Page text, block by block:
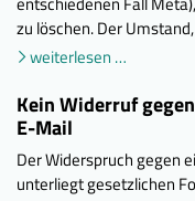
zu löschen. Der
weiterlesen …
Kein Widerruf
E-Mail
Der Widerspruch gegen
unterliegt gesetzlichen